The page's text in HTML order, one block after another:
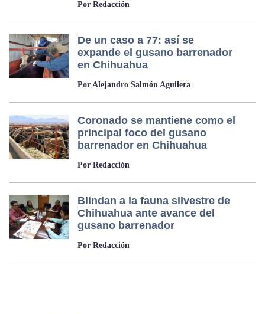
Por Redacción
De un caso a 77: así se
expande el gusano barrenador
en Chihuahua
Por Alejandro Salmón Aguilera
Coronado se mantiene como el
principal foco del gusano
barrenador en Chihuahua
Por Redacción
Blindan a la fauna silvestre de
Chihuahua ante avance del
gusano barrenador
Por Redacción